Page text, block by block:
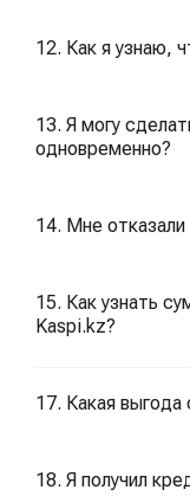
12. Как я узнаю,
13. Я могу
одновременно?
14. Мне отказали
15. Как узнать
Kaspi.kz?
17. Какая
18. Я получил